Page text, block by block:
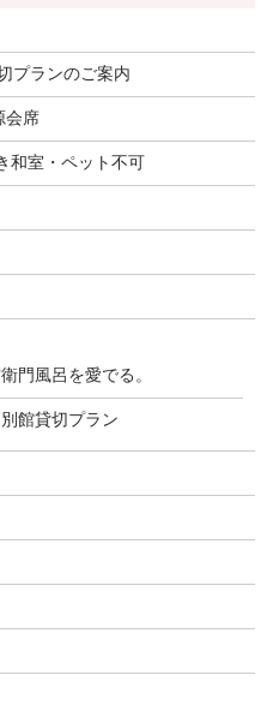
プランのご案内
会席
和室・ペット不可
門風呂を愛でる。
館貸切プラン